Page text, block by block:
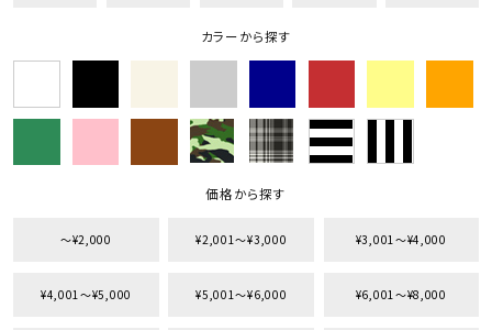
M
XL
XXL
XXXL
34inc
36inc
38inc
KIDS
カラー
カラーから探す
価格から探す
〜¥2,000 ¥2,001〜¥3,000 ¥3,001〜¥4,000
¥4,001〜¥5,000 ¥5,001〜¥6,000 ¥6,001〜¥8,000